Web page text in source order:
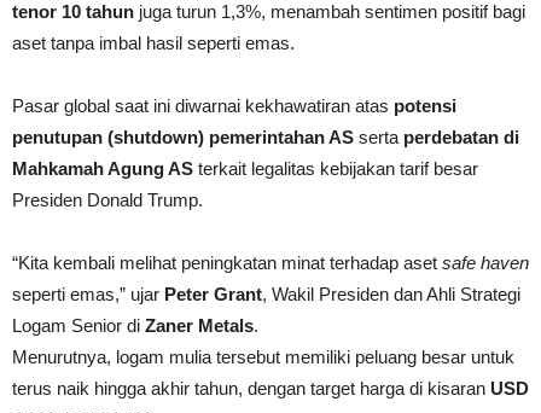
tenor 10 tahun juga turun 1,3%, menambah sentimen positif bagi
aset tanpa imbal hasil seperti emas.
Pasar global saat ini diwarnai kekhawatiran atas potensi
penutupan (shutdown) pemerintahan AS serta perdebatan di
Mahkamah Agung AS terkait legalitas kebijakan tarif besar
Presiden Donald Trump.
“Kita kembali melihat peningkatan minat terhadap aset safe haven
seperti emas,” ujar Peter Grant, Wakil Presiden dan Ahli Strategi
Logam Senior di Zaner Metals.
Menurutnya, logam mulia tersebut memiliki peluang besar untuk
terus naik hingga akhir tahun, dengan target harga di kisaran USD